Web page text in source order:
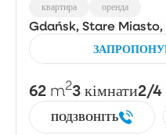
квартира оренда
Gdańsk, Stare Miasto,
62 m23 кімнати2/4
ПОДЗВОНІТЬ